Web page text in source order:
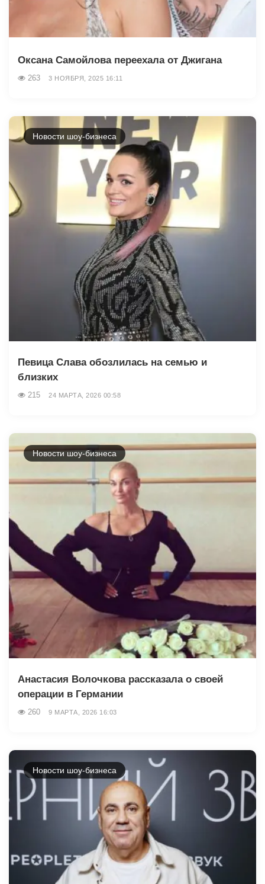
Оксана Самойлова переехала от Джигана
263 3 НОЯБРЯ, 2025 16:11
Новости шоу-бизнеса
Певица Слава обозлилась на семью и
близких
215 24 МАРТА, 2026 00:58
Новости шоу-бизнеса
Анастасия Волочкова рассказала о своей
операции в Германии
260 9 МАРТА, 2026 16:03
Новости шоу-бизнеса